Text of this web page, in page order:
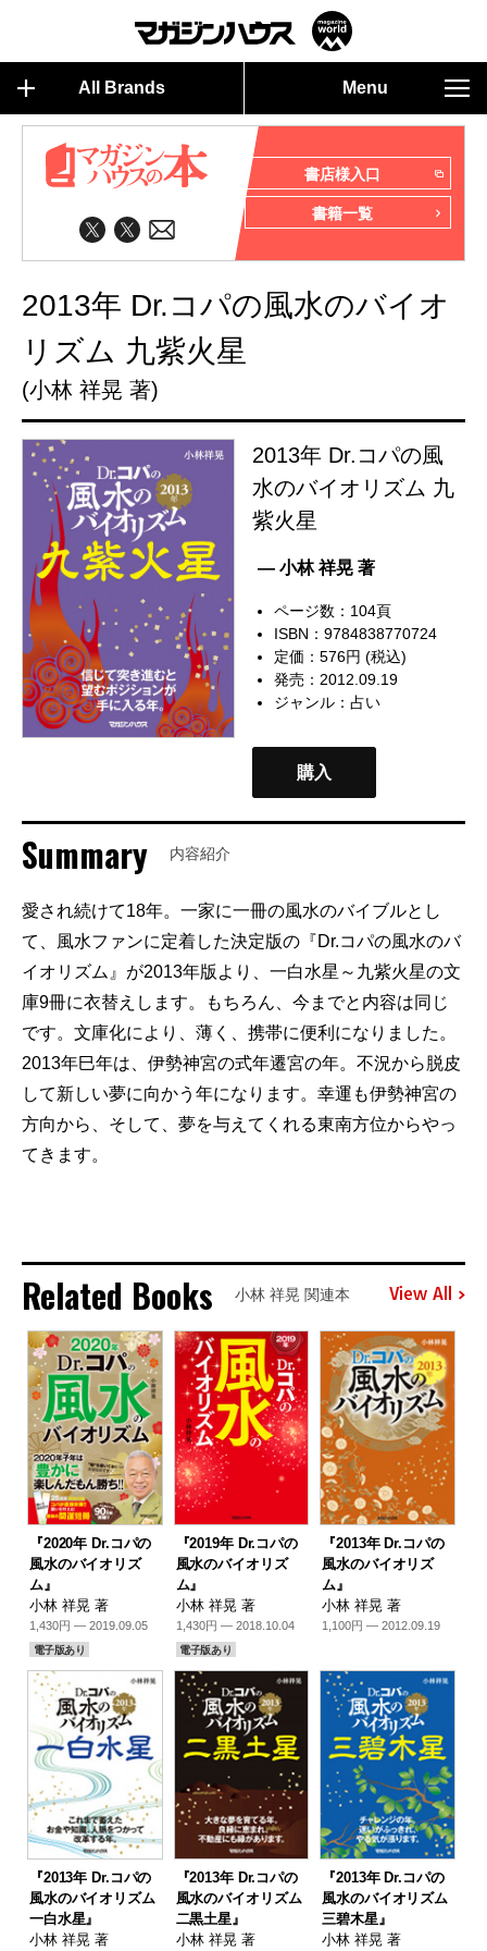
All Brands Menu
書店様入口
書籍一覧
2013年 Dr.コパの風水のバイオ
リズム 九紫火星
(小林 祥晃 著)
2013年 Dr.コパの風
水のバイオリズム 九
紫火星
— 小林 祥晃 著
ページ数：104頁
ISBN：9784838770724
定価：576円 (税込)
発売：2012.09.19
ジャンル：占い
購入
Summary 内容紹介
愛され続けて18年。一家に一冊の風水のバイブルとし
て、風水ファンに定着した決定版の『Dr.コパの風水のバ
イオリズム』が2013年版より、一白水星～九紫火星の文
庫9冊に衣替えします。もちろん、今までと内容は同じ
です。文庫化により、薄く、携帯に便利になりました。
2013年巳年は、伊勢神宮の式年遷宮の年。不況から脱皮
して新しい夢に向かう年になります。幸運も伊勢神宮の
方向から、そして、夢を与えてくれる東南方位からやっ
てきます。
Related Books 小林 祥晃 関連本 View All
『2020年 Dr.コパの
風水のバイオリズ
ム』
小林 祥晃 著
1,430円 — 2019.09.05
電子版あり
『2019年 Dr.コパの
風水のバイオリズ
ム』
小林 祥晃 著
1,430円 — 2018.10.04
電子版あり
『2013年 Dr.コパの
風水のバイオリズ
ム』
小林 祥晃 著
1,100円 — 2012.09.19
『2013年 Dr.コパの
風水のバイオリズム
一白水星』
小林 祥晃 著
『2013年 Dr.コパの
風水のバイオリズム
二黒土星』
小林 祥晃 著
『2013年 Dr.コパの
風水のバイオリズム
三碧木星』
小林 祥晃 著